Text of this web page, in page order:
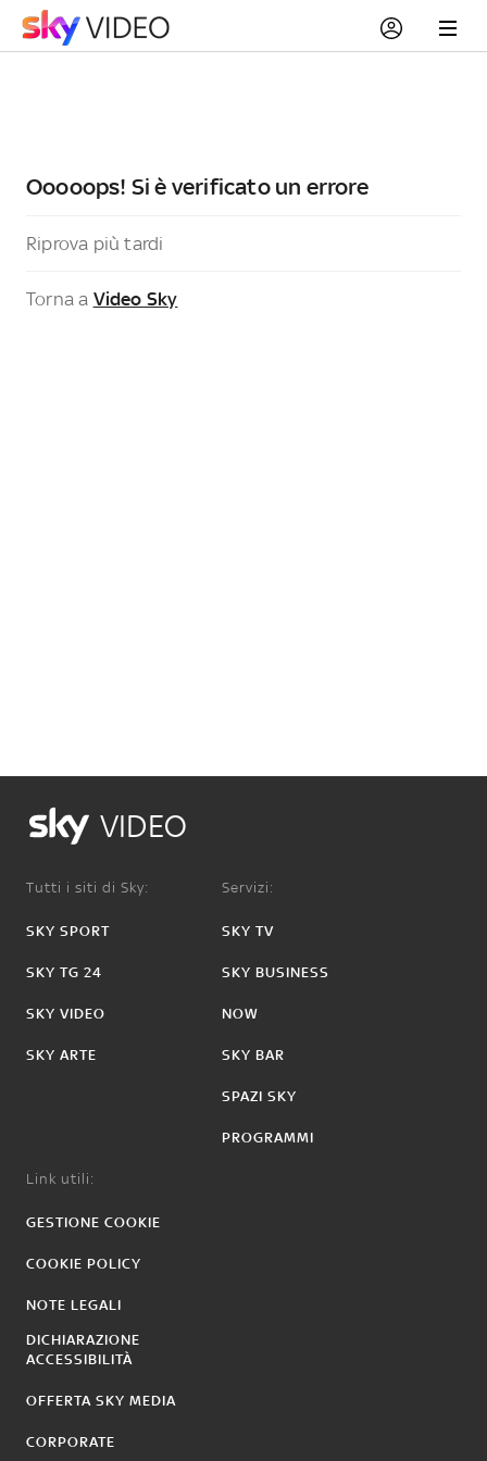
Ooooops! Si è verificato un errore
Riprova più tardi
Torna a Video Sky
VIDEO
Tutti i siti di Sky:
SKY SPORT
SKY TG 24
SKY VIDEO
SKY ARTE
Servizi:
SKY TV
SKY BUSINESS
NOW
SKY BAR
SPAZI SKY
PROGRAMMI
Link utili:
GESTIONE COOKIE
COOKIE POLICY
NOTE LEGALI
DICHIARAZIONE
ACCESSIBILITÀ
OFFERTA SKY MEDIA
CORPORATE